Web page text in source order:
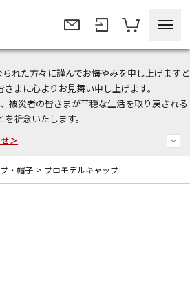
れた方々に謹んでお悔やみを申し上げますと
まに心よりお見舞い申し上げます。
被災者の皆さまが平穏な生活を取り戻される
を祈念いたします。
円OFFクーポンプレゼント！
・お問い合わせ＞
・帽子 > プロモデルキャップ